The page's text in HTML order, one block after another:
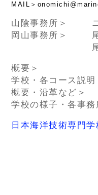
MAIL＞
山陰事務所＞
岡山事務所＞
概要＞
学校・各コース説明
概要・沿革など＞
学校の様子・各事務
日本海洋技術専門